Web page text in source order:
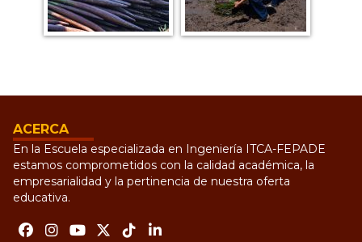
ACERCA
En la Escuela especializada en Ingeniería ITCA-FEPADE
estamos comprometidos con la calidad académica, la
empresarialidad y la pertinencia de nuestra oferta
educativa.